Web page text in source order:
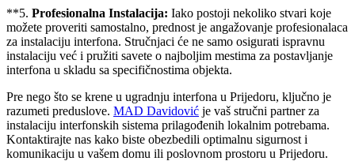
**5. Profesionalna Instalacija: Iako postoji nekoliko stvari koje
možete proveriti samostalno, prednost je angažovanje profesionalaca
za instalaciju interfona. Stručnjaci će ne samo osigurati ispravnu
instalaciju već i pružiti savete o najboljim mestima za postavljanje
interfona u skladu sa specifičnostima objekta.
Pre nego što se krene u ugradnju interfona u Prijedoru, ključno je
razumeti preduslove. MAD Davidović je vaš stručni partner za
instalaciju interfonskih sistema prilagođenih lokalnim potrebama.
Kontaktirajte nas kako biste obezbedili optimalnu sigurnost i
komunikaciju u vašem domu ili poslovnom prostoru u Prijedoru.